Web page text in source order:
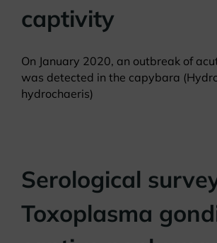
captivity
On January 2020, an outbreak of
was detected in the capybara
hydrochaeris)
Serological
Toxoplasma